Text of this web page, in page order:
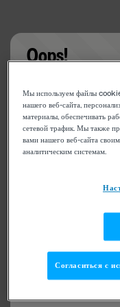
Oops!
Something went
app
Мы используем файлы
нашего веб-сайта,
материалы, обеспечивать
сетевой трафик. Мы также
вами нашего веб-сайта
аналитическим системам.
Согласиться с